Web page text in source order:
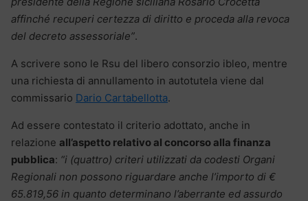
affinché recuperi certezza di diritto e proceda alla revoca
del decreto assessoriale”.
A scrivere sono le Rsu del libero consorzio ibleo, mentre
una richiesta di annullamento in autotutela viene dal
commissario Dario Cartabellotta.
Ad essere contestato il criterio adottato, anche in
relazione all’aspetto relativo al concorso alla finanza
pubblica: “i (quattro) criteri utilizzati da codesti Organi
Regionali non possono riguardare anche l’importo di €
65.819,56 in quanto determinano l’aberrante ed assurdo